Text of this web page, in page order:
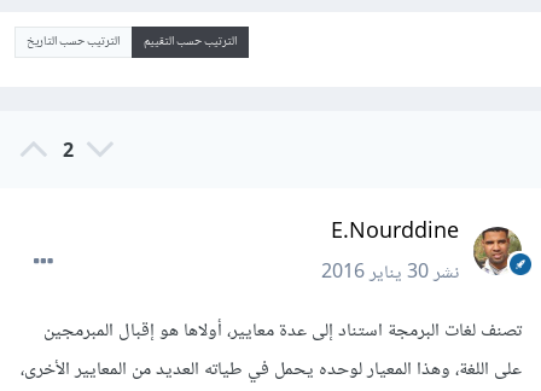
الترتيب حسب التقييم الترتيب حسب التاريخ
2
E.Nourddine
نشر30 يناير 2016
تصنف لغات البرمجة استناد إلى عدة معايير، أولاها هو إقبال المبرمجين
على اللغة، وهذا المعيار لوحده يحمل في طياته العديد من المعايير الأخرى،